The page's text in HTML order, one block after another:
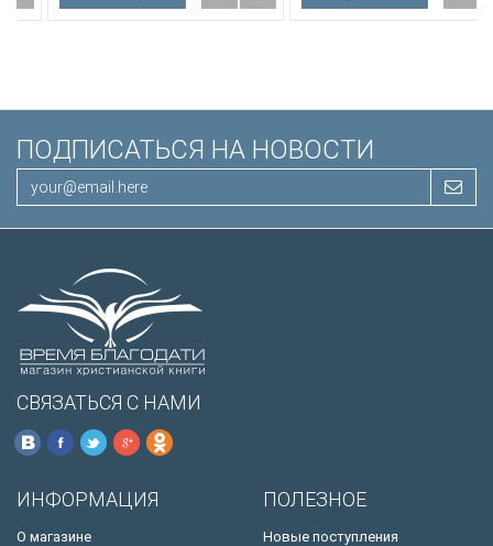
Иисуса выделены красным
ПОДПИСАТЬСЯ НА НОВОСТИ
СВЯЗАТЬСЯ С НАМИ
ИНФОРМАЦИЯ
О магазине
ПОЛЕЗНОЕ
Новые поступления